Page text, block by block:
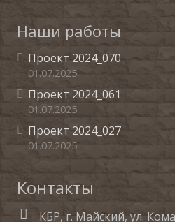
Наши работы
Проект 2024_070
01.07.2025
Проект 2024_061
01.07.2025
Проект 2024_027
01.07.2025
Контакты
КБР, г. Майский, ул.